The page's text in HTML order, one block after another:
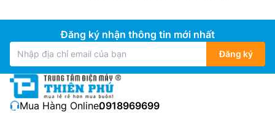
Đăng ký nhận thông tin mới nhất
Đăng ký
Mua Hàng Online:0918969699